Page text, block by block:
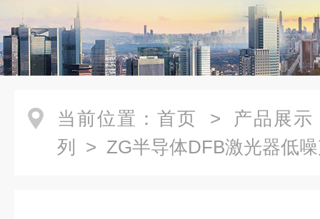
当前位置： 首页 > 产品展示
列
> ZG半导体DFB激光器低